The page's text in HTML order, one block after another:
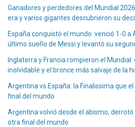
Ganadores y perdedores del Mundial
era y varios gigantes descubrieron su
España conquistó el mundo: venció 1-0 a
último sueño de Messi y levantó su
Inglaterra y Francia rompieron el
inolvidable y el bronce más salvaje de la
Argentina vs España: la Finalissima que
final del mundo
Argentina volvió desde el abismo,
otra final del mundo